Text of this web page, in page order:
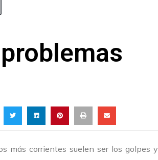
más corrientes suelen ser los golpes y